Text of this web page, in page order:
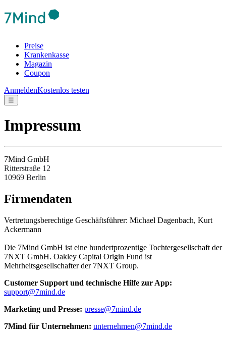
Preise
Krankenkasse
Magazin
Coupon
AnmeldenKostenlos testen
☰
Impressum
7Mind GmbH
Ritterstraße 12
10969 Berlin
Fir­men­da­ten
Ver­tre­tungs­be­rech­tige Ges­chäftsfüh­rer: Michael Dagenbach, Kurt
Ackermann
Die 7Mind GmbH ist eine hundertprozentige Tochtergesellschaft der
7NXT GmbH. Oakley Capital Origin Fund ist
Mehrheitsgesellschafter der 7NXT Group.
Cus­to­mer Sup­port und tech­nische Hilfe zur App:
support@7mind.de
Mar­ke­ting und Presse: presse@7mind.de
7Mind für Unter­neh­men: unternehmen@7mind.de